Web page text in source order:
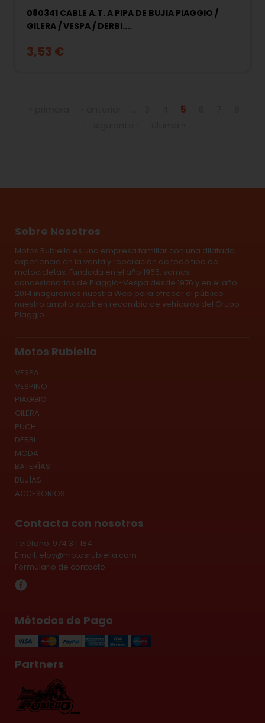
080341 CABLE A.T. A PIPA DE BUJIA PIAGGIO /
GILERA / VESPA / DERBI....
3,53 €
5
Sobre Nosotros
Motos Rubiella es una empresa familiar con una dilatada
experiencia en la venta y reparación de todo tipo de
motocicletas. Fundada en el año 1965, somos
concesionarios de Piaggio-Vespa desde 1976 y en el año
2014 inaguramos nuestra Web para ofrecer al público
nuestro amplio stock en recambio de vehículos del Grupo
Piaggio.
Motos Rubiella
VESPA
VESPINO
PIAGGIO
GILERA
PUCH
DERBI
MODA
BATERÍAS
BUJÍAS
ACCESORIOS
Contacta con nosotros
Teléfono: 974 311 184
Email: eloy@motosrubiella.com
Formulario de contacto
Métodos de Pago
Partners